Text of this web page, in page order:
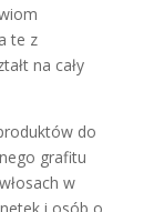
te z
na cały
do
grafitu
w
i osób o